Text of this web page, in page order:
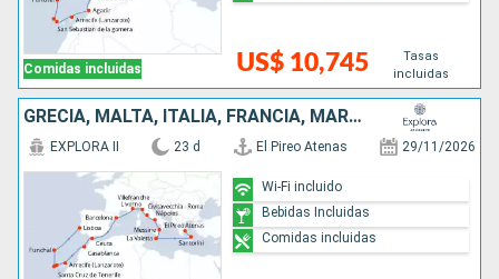
Comidas incluidas US$ 10,745
Tasas
incluidas
GRECIA, MALTA, ITALIA, FRANCIA, MARRUECOS, ESPAÑA, PORTUGAL
EXPLORA II 23 d El Pireo Atenas 29/11/2026
Wi-Fi incluido
Bebidas Incluidas
Comidas incluidas